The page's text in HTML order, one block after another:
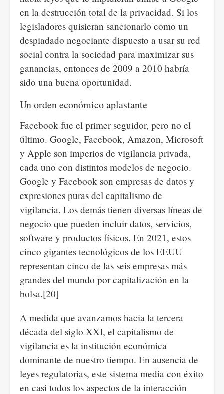
en la destrucción total de la privacidad. Si los
legisladores quisieran sancionarlo como un
despiadado negociante dispuesto a usar su red
social contra la sociedad para maximizar sus
ganancias, entonces de 2009 a 2010 habría
sido una buena oportunidad.
Un orden económico aplastante
Facebook fue el primer seguidor, pero no el
último. Google, Facebook, Amazon, Microsoft
y Apple son imperios de vigilancia privada,
cada uno con distintos modelos de negocio.
Google y Facebook son empresas de datos y
expresiones puras del capitalismo de
vigilancia. Los demás tienen diversas líneas de
negocio que pueden incluir datos, servicios,
software y productos físicos. En 2021, estos
cinco gigantes tecnológicos de los EEUU
representan cinco de las seis empresas más
grandes del mundo por capitalización en la
bolsa.[20]
A medida que avanzamos hacia la tercera
década del siglo XXI, el capitalismo de
vigilancia es la institución económica
dominante de nuestro tiempo. En ausencia de
leyes regulatorias, este sistema media con éxito
en casi todos los aspectos de la interacción